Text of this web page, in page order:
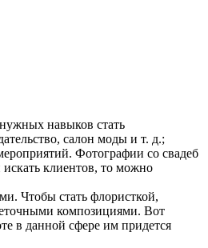
навыков стать
салон моды и т. д.;
Фотографии со свадеб
клиентов, то можно
Чтобы стать флористкой,
композициями. Вот
в данной сфере им придется